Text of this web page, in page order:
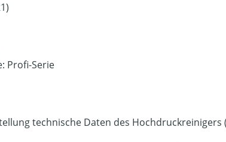
Profi-Serie
technische Daten des Hochdruckreinigers